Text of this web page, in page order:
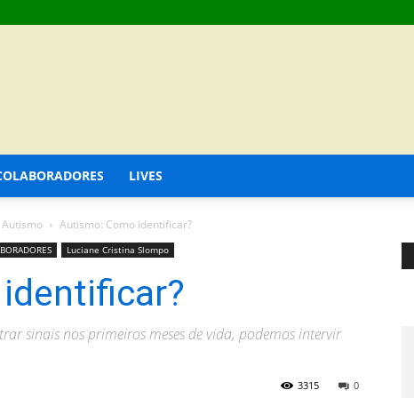
LIVES
Autismo Autismo: Como identificar?
Luciane Cristina Slompo
sinais nos primeiros meses de vida, podemos intervir
0
3315